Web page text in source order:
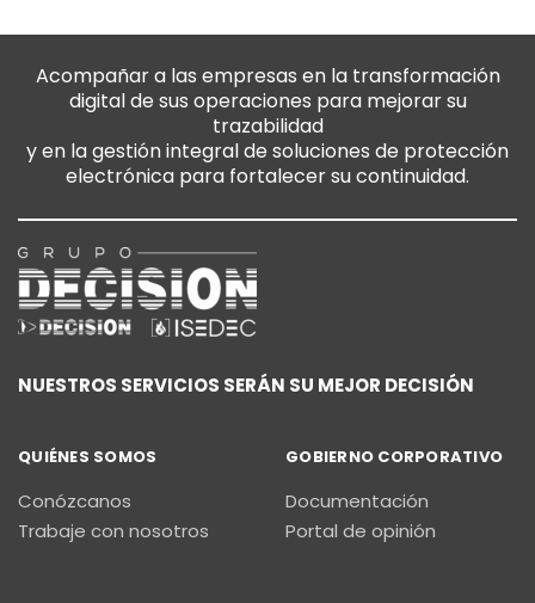
Acompañar a las empresas en la transformación
digital de sus operaciones para mejorar su
trazabilidad
y en la gestión integral de soluciones de protección
electrónica para fortalecer su continuidad.
NUESTROS SERVICIOS SERÁN SU MEJOR DECISIÓN
QUIÉNES SOMOS
Conózcanos
Trabaje con nosotros
GOBIERNO CORPORATIVO
Documentación
Portal de opinión